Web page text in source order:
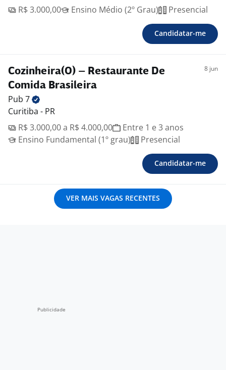
R$ 3.000,00
Ensino Médio (2º Grau) Presencial
Candidatar-me
Cozinheira(O) – Restaurante De
Comida Brasileira
8 jun
Pub 7
Curitiba - PR
R$ 3.000,00 a R$ 4.000,00
Entre 1 e 3 anos
Ensino Fundamental (1º grau)
Presencial
Candidatar-me
VER MAIS VAGAS RECENTES